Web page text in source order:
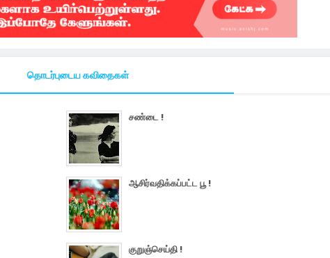
தொடர்புடைய கவிதைகள்
சண்டை !
ஆசிர்வதிக்கப்பட்ட பூ !
குறுஞ்செய்தி !